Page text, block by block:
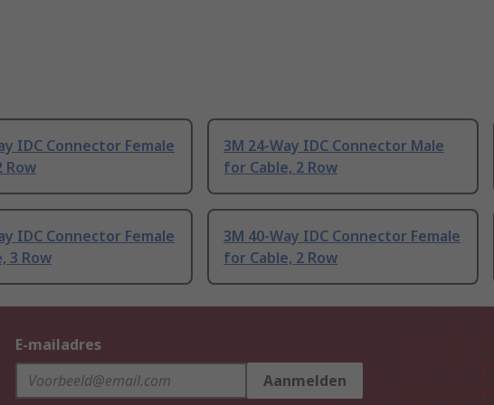
IDC Connector Female
Row
3M 24-Way IDC Connector Male
for Cable, 2 Row
IDC Connector Female
3 Row
3M 40-Way IDC Connector Female
for Cable, 2 Row
E-mailadres
Aanmelden